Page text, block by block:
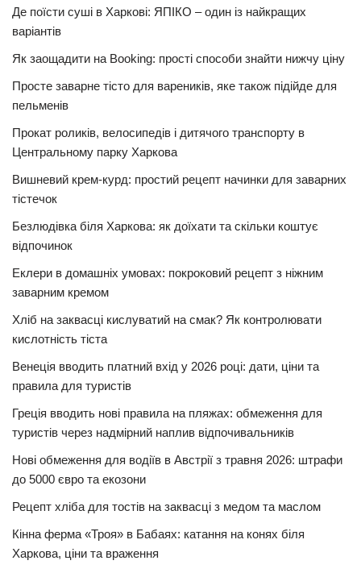
Де поїсти суші в Харкові: ЯПІКО – один із найкращих
варіантів
Як заощадити на Booking: прості способи знайти нижчу ціну
Просте заварне тісто для вареників, яке також підійде для
пельменів
Прокат роликів, велосипедів і дитячого транспорту в
Центральному парку Харкова
Вишневий крем-курд: простий рецепт начинки для заварних
тістечок
Безлюдівка біля Харкова: як доїхати та скільки коштує
відпочинок
Еклери в домашніх умовах: покроковий рецепт з ніжним
заварним кремом
Хліб на заквасці кислуватий на смак? Як контролювати
кислотність тіста
Венеція вводить платний вхід у 2026 році: дати, ціни та
правила для туристів
Греція вводить нові правила на пляжах: обмеження для
туристів через надмірний наплив відпочивальників
Нові обмеження для водіїв в Австрії з травня 2026: штрафи
до 5000 євро та екозони
Рецепт хліба для тостів на заквасці з медом та маслом
Кінна ферма «Троя» в Бабаях: катання на конях біля
Харкова, ціни та враження